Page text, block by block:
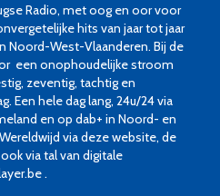
Radio, met oog en oor voor
hits van jaar tot jaar
Noord-West-Vlaanderen. Bij de
een onophoudelijke stroom
zeventig, tachtig en
Een hele dag lang, 24u/24 via
en op dab+ in Noord- en
via deze website, de
ook via tal van digitale
.